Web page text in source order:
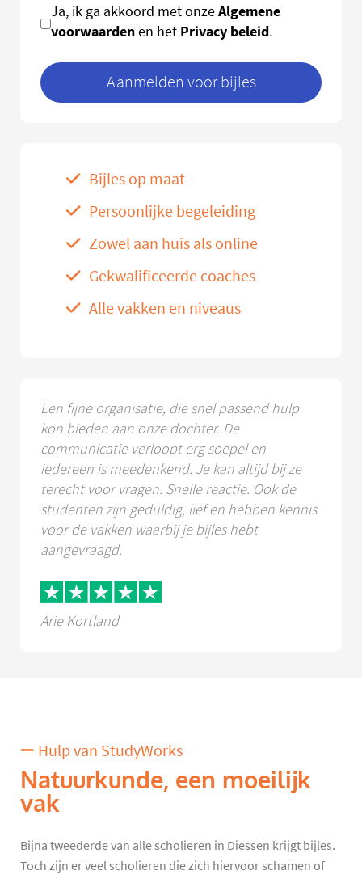
Ja, ik ga akkoord met onzeAlgemene
voorwaardenen het Privacy beleid.
Aanmelden voor bijles
Bijles op maat
Persoonlijke begeleiding
Zowel aan huis als online
Gekwalificeerde coaches
Alle vakken en niveaus
Een fijne organisatie, die snel passend hulp
kon bieden aan onze dochter. De
communicatie verloopt erg soepel en
iedereen is meedenkend. Je kan altijd bij ze
terecht voor vragen. Snelle reactie. Ook de
studenten zijn geduldig, lief en hebben kennis
voor de vakken waarbij je bijles hebt
aangevraagd.
Arie Kortland
Hulp van StudyWorks
Natuurkunde, een moeilijk
vak
Bijna tweederde van alle scholieren in Diessen krijgt bijles.
Toch zijn er veel scholieren die zich hiervoor schamen of